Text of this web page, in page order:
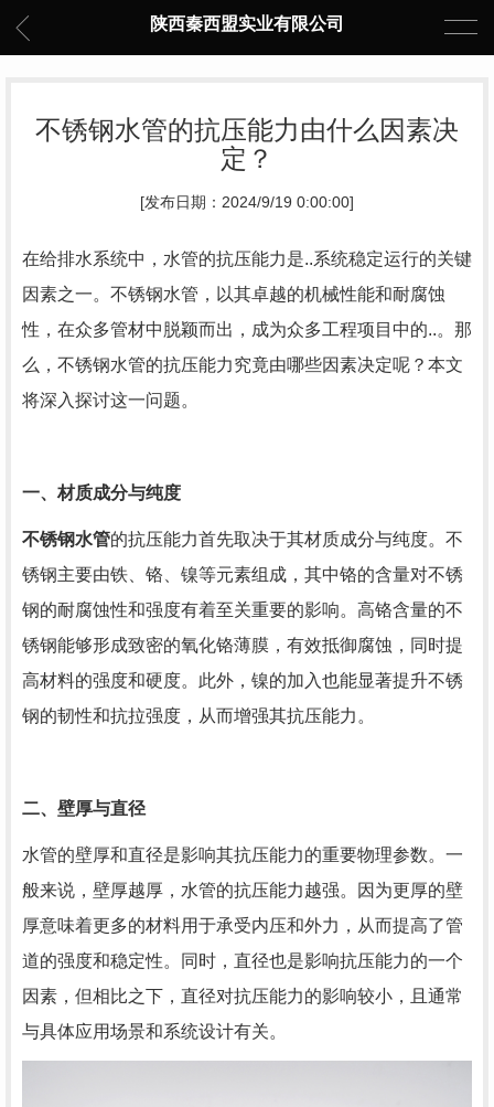
陕西秦西盟实业有限公司
不锈钢水管的抗压能力由什么因素决
定？
[发布日期：2024/9/19 0:00:00]
在给排水系统中，水管的抗压能力是..系统稳定运行的关键
因素之一。不锈钢水管，以其卓越的机械性能和耐腐蚀
性，在众多管材中脱颖而出，成为众多工程项目中的..。那
么，不锈钢水管的抗压能力究竟由哪些因素决定呢？本文
将深入探讨这一问题。
一、材质成分与纯度
不锈钢水管的抗压能力首先取决于其材质成分与纯度。不
锈钢主要由铁、铬、镍等元素组成，其中铬的含量对不锈
钢的耐腐蚀性和强度有着至关重要的影响。高铬含量的不
锈钢能够形成致密的氧化铬薄膜，有效抵御腐蚀，同时提
高材料的强度和硬度。此外，镍的加入也能显著提升不锈
钢的韧性和抗拉强度，从而增强其抗压能力。
二、壁厚与直径
水管的壁厚和直径是影响其抗压能力的重要物理参数。一
般来说，壁厚越厚，水管的抗压能力越强。因为更厚的壁
厚意味着更多的材料用于承受内压和外力，从而提高了管
道的强度和稳定性。同时，直径也是影响抗压能力的一个
因素，但相比之下，直径对抗压能力的影响较小，且通常
与具体应用场景和系统设计有关。